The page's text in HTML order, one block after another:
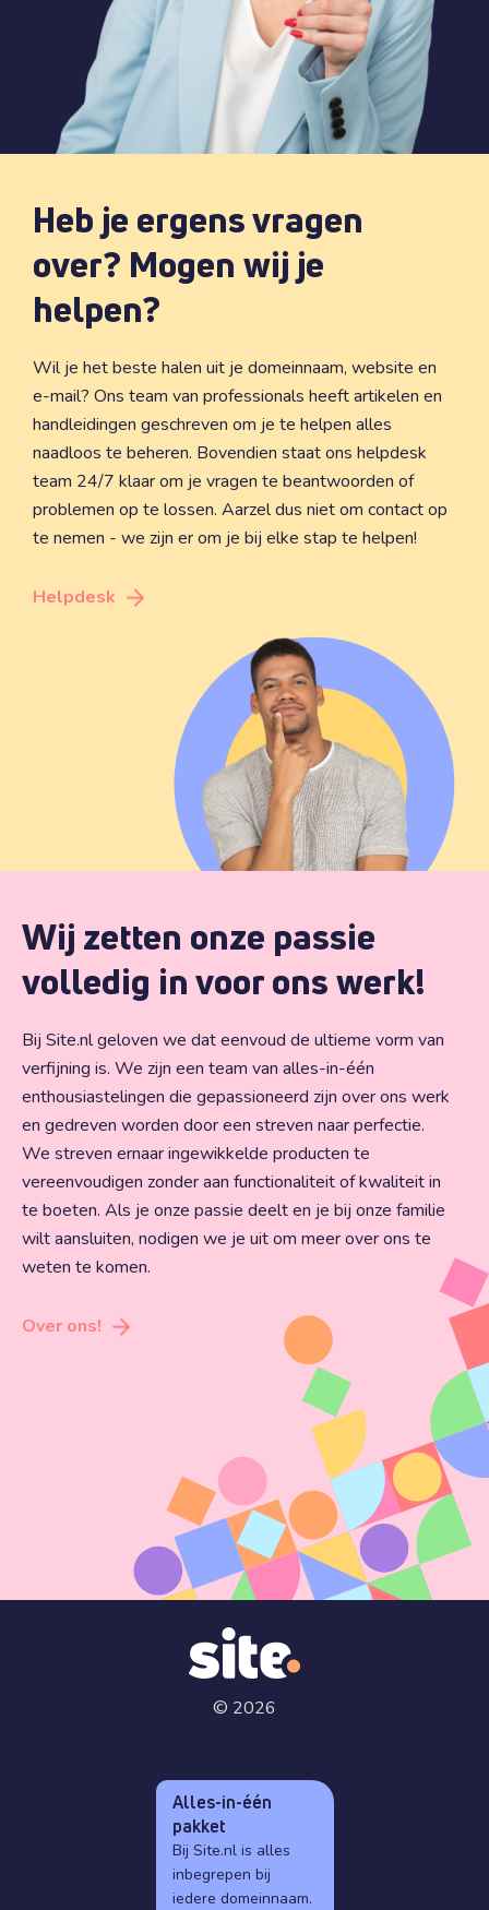
Heb je ergens vragen
over? Mogen wij je
helpen?
Wil je het beste halen uit je domeinnaam, website en
e-mail? Ons team van professionals heeft artikelen en
handleidingen geschreven om je te helpen alles
naadloos te beheren. Bovendien staat ons helpdesk
team 24/7 klaar om je vragen te beantwoorden of
problemen op te lossen. Aarzel dus niet om contact op
te nemen - we zijn er om je bij elke stap te helpen!
Helpdesk
Wij zetten onze passie
volledig in voor ons werk!
Bij Site.nl geloven we dat eenvoud de ultieme vorm van
verfijning is. We zijn een team van alles-in-één
enthousiastelingen die gepassioneerd zijn over ons werk
en gedreven worden door een streven naar perfectie.
We streven ernaar ingewikkelde producten te
vereenvoudigen zonder aan functionaliteit of kwaliteit in
te boeten. Als je onze passie deelt en je bij onze familie
wilt aansluiten, nodigen we je uit om meer over ons te
weten te komen.
Over ons!
© 2026
Alles-in-één
pakket
Bij Site.nl is alles
inbegrepen bij
iedere domeinnaam.